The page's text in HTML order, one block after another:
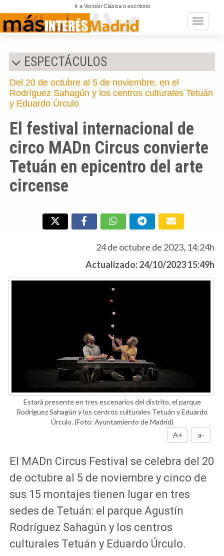
Ir a Versión Clásica o escritorio
Toggle
ESPECTÁCULOS
Del 20 de octubre al 5 de noviembre, en el
Rodríguez Sahagún y los centros culturales Tetuán
y Eduardo Úrculo
El festival internacional de
circo MADn Circus convierte
Tetuán en epicentro del arte
circense
24 de octubre de 2023, 14:24h
Actualizado: 24/10/2023 15:49h
Estará presente en tres escenarios del distrito, el parque
Rodríguez Sahagún y los centros culturales Tetuán y Eduardo
Úrculo.(Foto: Ayuntamiento de Madrid)
A+
a-
El MADn Circus Festival se celebra del 20
de octubre al 5 de noviembre y cinco de
sus 15 montajes tienen lugar en tres
sedes de Tetuán: el parque Agustín
Rodríguez Sahagún y los centros
culturales Tetuán y Eduardo Úrculo.